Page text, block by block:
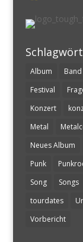
Album Band
Festival
Konzert
Metal
Neues Album
Punk
Song
Songs
tourdates
Vorbericht